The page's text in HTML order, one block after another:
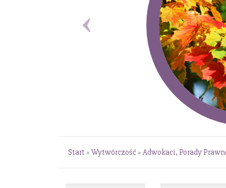
Start » Wytwórczość » Adwokaci, Porady